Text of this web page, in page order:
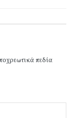
πεδία